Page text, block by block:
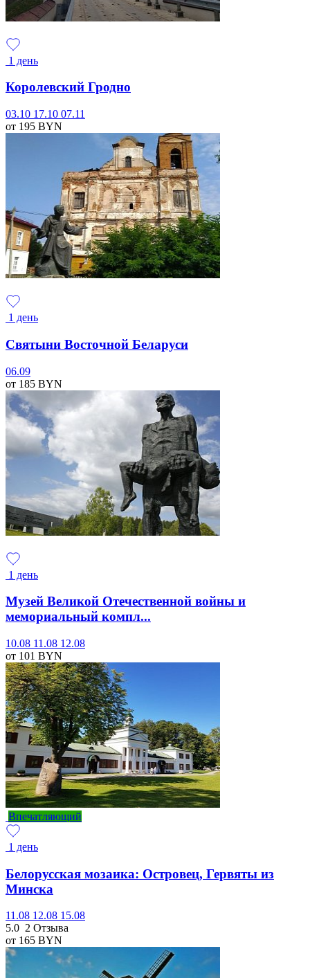
1 день
Королевский Гродно
03.10 17.10 07.11
от 195 BYN
1 день
Святыни Восточной Беларуси
06.09
от 185 BYN
1 день
Музей Великой Отечественной войны и
мемориальный компл...
10.08 11.08 12.08
от 101 BYN
Впечатляющий
1 день
Белорусская мозаика: Островец, Гервяты из
Минска
11.08 12.08 15.08
5.0 2 Отзыва
от 165 BYN